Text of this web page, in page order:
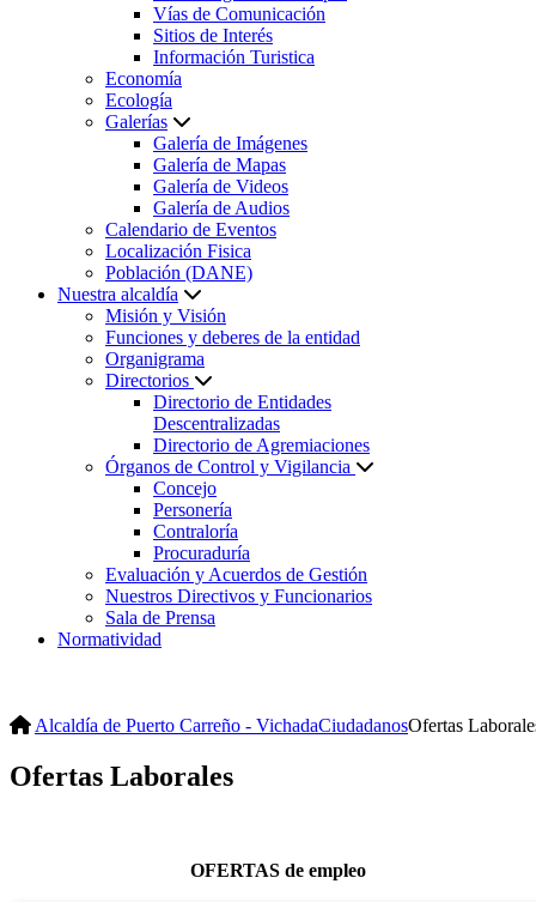
Vías de Comunicación
Sitios de Interés
Información Turistica
Economía
Ecología
Galerías
Galería de Imágenes
Galería de Mapas
Galería de Videos
Galería de Audios
Calendario de Eventos
Localización Fisica
Población (DANE)
Nuestra alcaldía
Misión y Visión
Funciones y deberes de la entidad
Organigrama
Directorios
Directorio de Entidades
Descentralizadas
Directorio de Agremiaciones
Órganos de Control y Vigilancia
Concejo
Personería
Contraloría
Procuraduría
Evaluación y Acuerdos de Gestión
Nuestros Directivos y Funcionarios
Sala de Prensa
Normatividad
Alcaldía de Puerto Carreño - VichadaCiudadanosOfertas
Ofertas Laborales
OFERTAS de empleo